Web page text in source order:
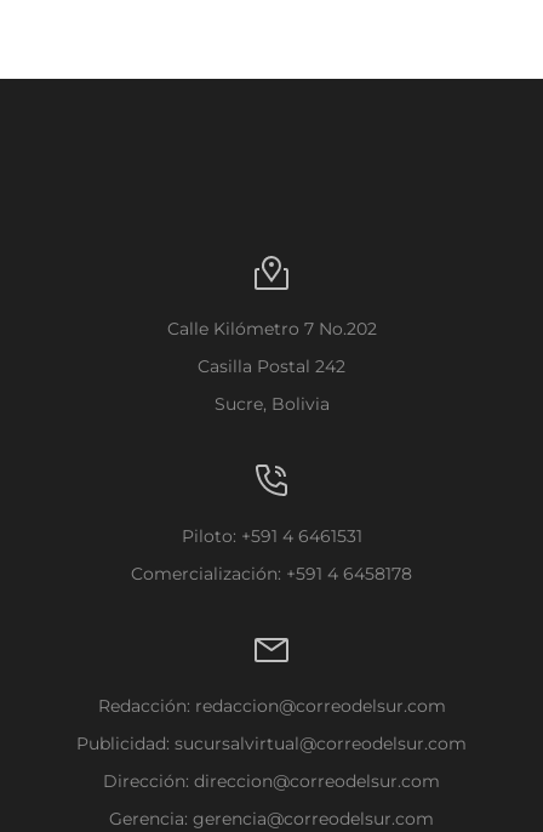
Calle Kilómetro 7 No.202
Casilla Postal 242
Sucre, Bolivia
Piloto: +591 4 6461531
Comercialización: +591 4 6458178
Redacción: redaccion@correodelsur.com
Publicidad: sucursalvirtual@correodelsur.com
Dirección: direccion@correodelsur.com
Gerencia: gerencia@correodelsur.com